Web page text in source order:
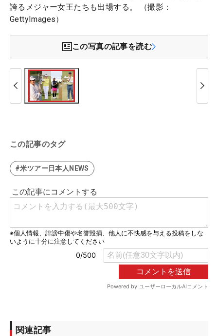
誇るメジャー女王たちも出場する。 （撮影：
GettyImages）
この写真の記事を読む
この記事のタグ
#米ツアー日本人NEWS
関連記事